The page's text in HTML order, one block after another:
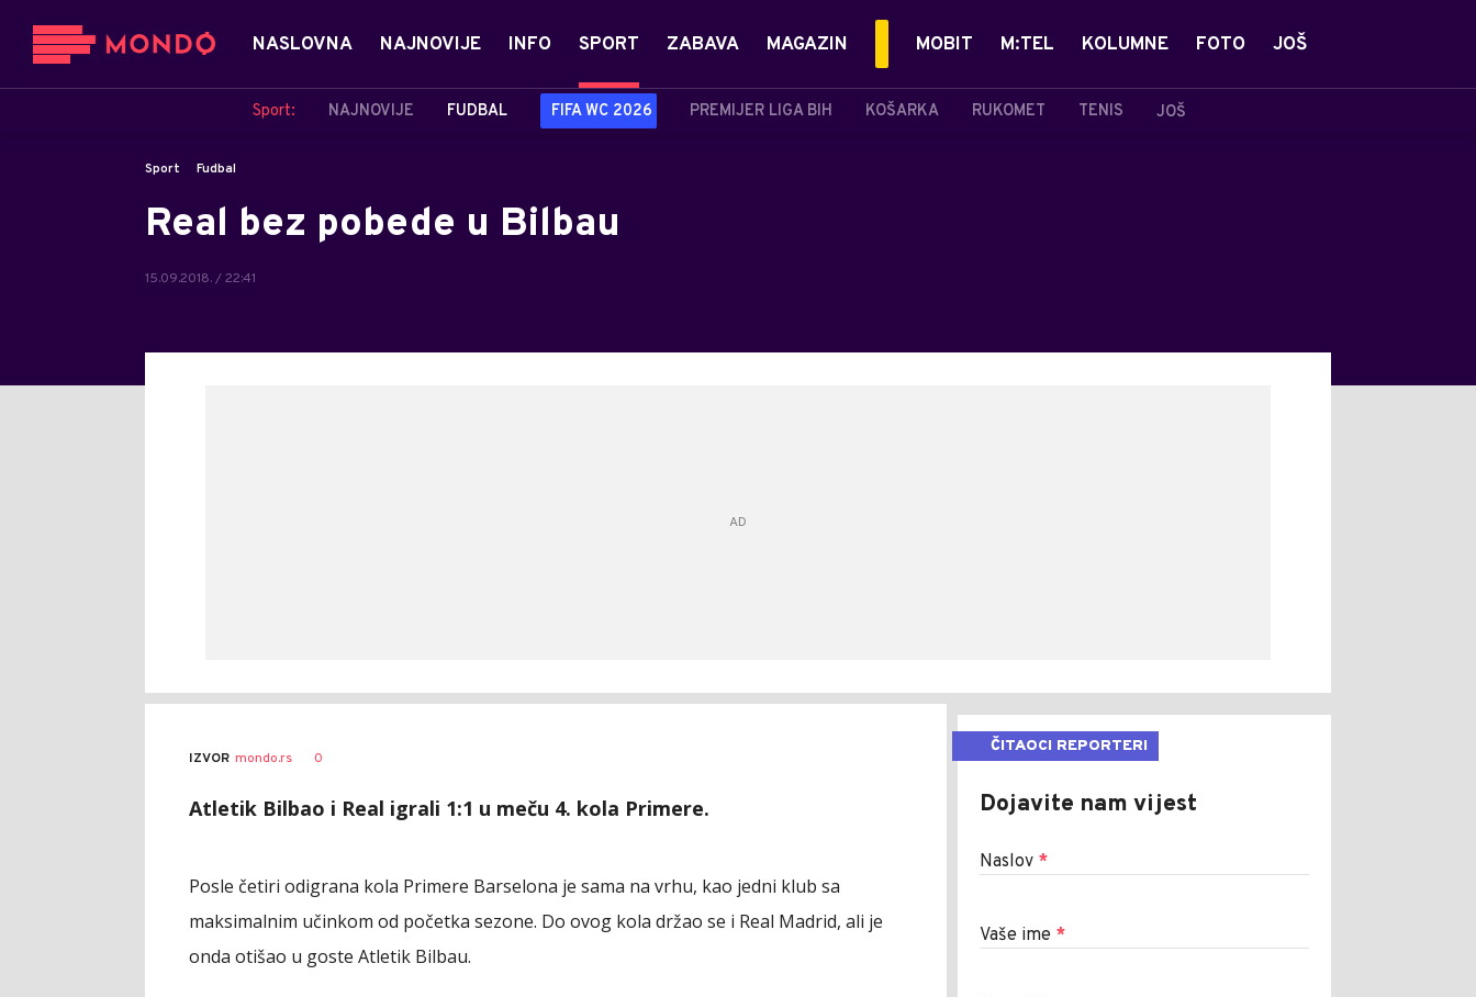
NASLOVNA NAJNOVIJE INFO SPORT
Sport: NAJNOVIJE FUDBAL FIFA WC 2026 PREMIJER LIGA BIH KOŠARKA RUKOMET TENIS JOŠ
ZABAVA MAGAZIN MOBIT M:TEL KOLUMNE FOTO JOŠ
Sport Fudbal
Real bez pobede u Bilbau
15.09.2018. / 22:41
IZVOR mondo.rs 0
Atletik Bilbao i Real igrali 1:1 u meču 4. kola Primere.
Posle četiri odigrana kola Primere Barselona je sama na vrhu, kao jedni klub sa
maksimalnim učinkom od početka sezone. Do ovog kola držao se i Real Madrid, ali je
onda otišao u goste Atletik Bilbau.
ČITAOCI REPORTERI
Dojavite nam vijest
Naslov *
Vaše ime *